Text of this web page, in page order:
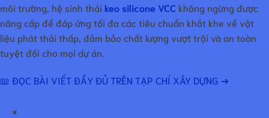
môi trường, hệ sinh thái keo silicone VCC không ngừng được
nâng cấp để đáp ứng tối đa các tiêu chuẩn khắt khe về vật
liệu phát thải thấp, đảm bảo chất lượng vượt trội và an toàn
tuyệt đối cho mọi dự án.
📖 ĐỌC BÀI VIẾT ĐẦY ĐỦ TRÊN TẠP CHÍ XÂY DỰNG ➔
×